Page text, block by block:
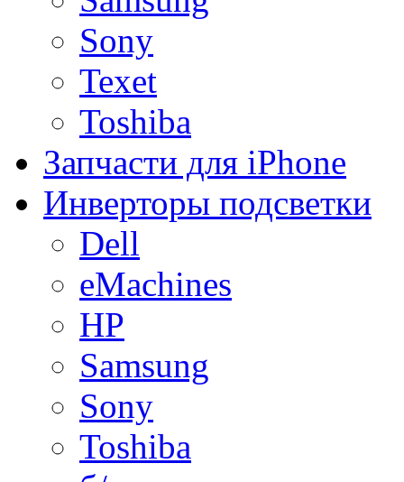
Sony
Texet
Toshiba
Запчасти для iPhone
Инверторы подсветки
Dell
eMachines
HP
Samsung
Sony
Toshiba